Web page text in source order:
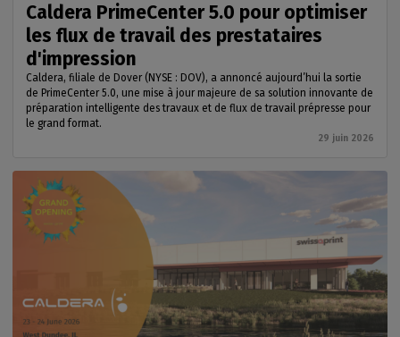
Caldera PrimeCenter 5.0 pour optimiser
les flux de travail des prestataires
d'impression
Caldera, filiale de Dover (NYSE : DOV), a annoncé aujourd’hui la sortie
de PrimeCenter 5.0, une mise à jour majeure de sa solution innovante de
préparation intelligente des travaux et de flux de travail prépresse pour
le grand format.
29 juin 2026